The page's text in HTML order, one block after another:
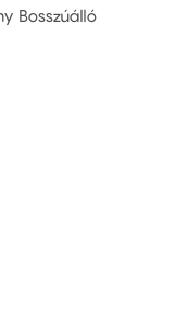
Bosszúálló